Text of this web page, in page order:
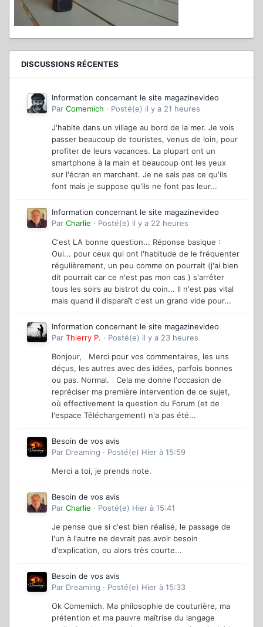
DISCUSSIONS RÉCENTES
Information concernant le site magazinevideo
Par Comemich · Posté(e) il y a 21 heures
J'habite dans un village au bord de la mer. Je vois
passer beaucoup de touristes, venus de loin, pour
profiter de leurs vacances. La plupart ont un
smartphone à la main et beaucoup ont les yeux
sur l'écran en marchant. Je ne sais pas ce qu'ils
font mais je suppose qu'ils ne font pas leur...
Information concernant le site magazinevideo
Par Charlie · Posté(e) il y a 22 heures
C'est LA bonne question... Réponse basique :
Oui... pour ceux qui ont l'habitude de le fréquenter
régulièrement, un peu comme on pourrait (j'ai bien
dit pourrait car ce n'est pas mon cas ) s'arrêter
tous les soirs au bistrot du coin... Il n'est pas vital
mais quand il disparaît c'est un grand vide pour...
Information concernant le site magazinevideo
Par Thierry P. · Posté(e) il y a 23 heures
Bonjour, Merci pour vos commentaires, les uns
déçus, les autres avec des idées, parfois bonnes
ou pas. Normal. Cela me donne l'occasion de
repréciser ma première intervention de ce sujet,
où effectivement la question du Forum (et de
l'espace Téléchargement) n'a pas été...
Besoin de vos avis
Par Dreaming · Posté(e) Hier à 15:59
Merci a toi, je prends note.
Besoin de vos avis
Par Charlie · Posté(e) Hier à 15:41
Je pense que si c'est bien réalisé, le passage de
l'un à l'autre ne devrait pas avoir besoin
d'explication, ou alors très courte...
Besoin de vos avis
Par Dreaming · Posté(e) Hier à 15:33
Ok Comemich. Ma philosophie de couturière, ma
prétention et ma pauvre maîtrise du langage